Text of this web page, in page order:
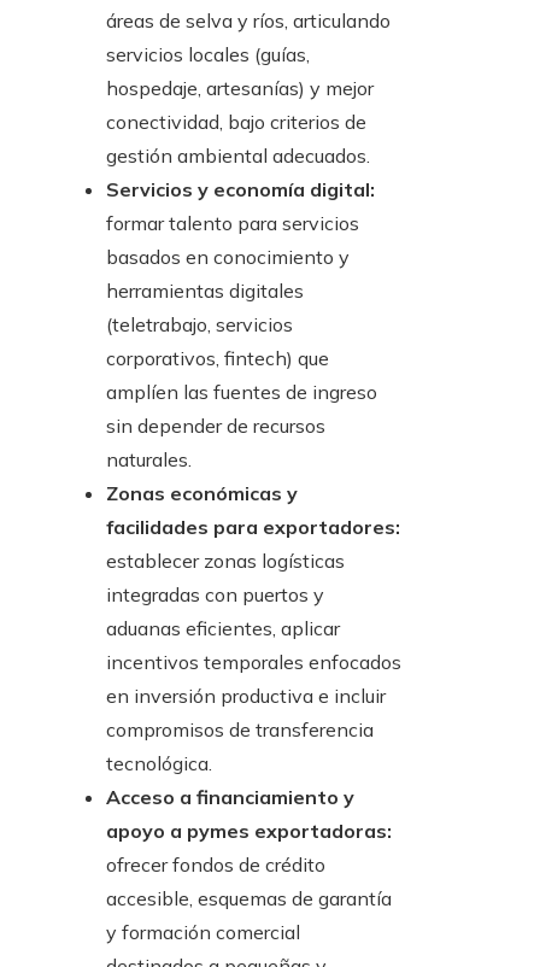
áreas de selva y ríos, articulando
servicios locales (guías,
hospedaje, artesanías) y mejor
conectividad, bajo criterios de
gestión ambiental adecuados.
Servicios y economía digital:
formar talento para servicios
basados en conocimiento y
herramientas digitales
(teletrabajo, servicios
corporativos, fintech) que
amplíen las fuentes de ingreso
sin depender de recursos
naturales.
Zonas económicas y
facilidades para exportadores:
establecer zonas logísticas
integradas con puertos y
aduanas eficientes, aplicar
incentivos temporales enfocados
en inversión productiva e incluir
compromisos de transferencia
tecnológica.
Acceso a financiamiento y
apoyo a pymes exportadoras:
ofrecer fondos de crédito
accesible, esquemas de garantía
y formación comercial